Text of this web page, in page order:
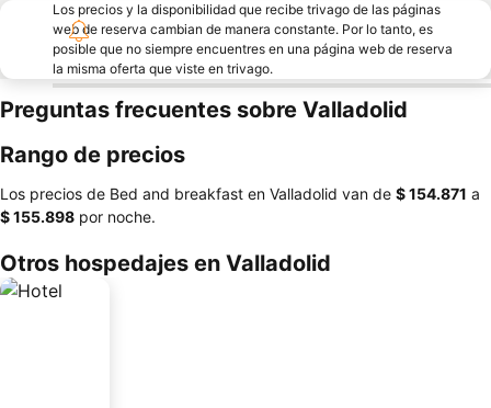
Los precios y la disponibilidad que recibe trivago de las páginas
web de reserva cambian de manera constante. Por lo tanto, es
posible que no siempre encuentres en una página web de reserva
la misma oferta que viste en trivago.
Preguntas frecuentes sobre Valladolid
Rango de precios
Los precios de Bed and breakfast en Valladolid van de ‎$ 154.871 a
‎$ 155.898 por noche.
Otros hospedajes en Valladolid